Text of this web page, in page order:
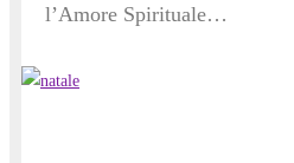
l’Amore Spirituale…